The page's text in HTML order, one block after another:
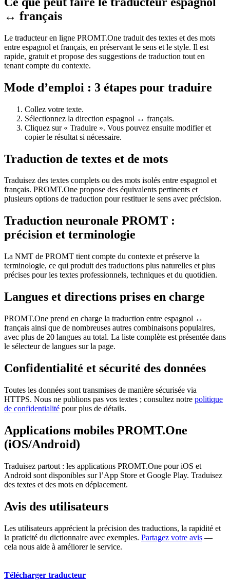
↔ français
Le traducteur en ligne PROMT.One traduit des textes et des mots
entre espagnol et français, en préservant le sens et le style. Il est
rapide, gratuit et propose des suggestions de traduction tout en
tenant compte du contexte.
Mode d’emploi : 3 étapes pour traduire
Collez votre texte.
Sélectionnez la direction espagnol ↔ français.
Cliquez sur « Traduire ». Vous pouvez ensuite modifier et
copier le résultat si nécessaire.
Traduction de textes et de mots
Traduisez des textes complets ou des mots isolés entre espagnol et
français. PROMT.One propose des équivalents pertinents et
plusieurs options de traduction pour restituer le sens avec précision.
Traduction neuronale PROMT :
précision et terminologie
La NMT de PROMT tient compte du contexte et préserve la
terminologie, ce qui produit des traductions plus naturelles et plus
précises pour les textes professionnels, techniques et du quotidien.
Langues et directions prises en charge
PROMT.One prend en charge la traduction entre espagnol ↔
français ainsi que de nombreuses autres combinaisons populaires,
avec plus de 20 langues au total. La liste complète est présentée dans
le sélecteur de langues sur la page.
Confidentialité et sécurité des données
Toutes les données sont transmises de manière sécurisée via
HTTPS. Nous ne publions pas vos textes ; consultez notre politique
de confidentialité pour plus de détails.
Applications mobiles PROMT.One
(iOS/Android)
Traduisez partout : les applications PROMT.One pour iOS et
Android sont disponibles sur l’App Store et Google Play. Traduisez
des textes et des mots en déplacement.
Avis des utilisateurs
Les utilisateurs apprécient la précision des traductions, la rapidité et
la praticité du dictionnaire avec exemples. Partagez votre avis —
cela nous aide à améliorer le service.
Télécharger traducteur